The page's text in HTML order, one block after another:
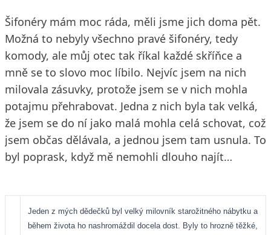
Šifonéry mám moc ráda, měli jsme jich doma pět.
Možná to nebyly všechno pravé šifonéry, tedy
komody, ale můj otec tak říkal každé skříňce a
mně se to slovo moc líbilo. Nejvíc jsem na nich
milovala zásuvky, protože jsem se v nich mohla
potajmu přehrabovat. Jedna z nich byla tak velká,
že jsem se do ní jako malá mohla celá schovat, což
jsem občas dělávala, a jednou jsem tam usnula. To
byl poprask, když mě nemohli dlouho najít…
Jeden z mých dědečků byl velký milovník starožitného nábytku a
během života ho nashromáždil docela dost. Byly to hrozně těžké,